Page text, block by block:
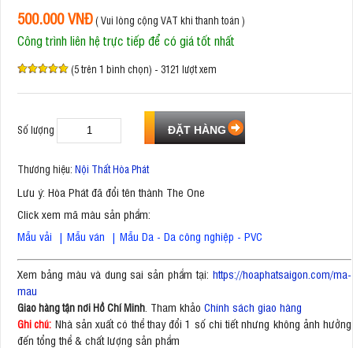
500.000 VNĐ( Vui lòng cộng VAT khi thanh toán )
Công trình liên hệ trực tiếp để có giá tốt nhất
(5 trên 1 bình chọn) - 3121 lượt xem
Số lượng
Thương hiệu: Nội Thất Hòa Phát
Lưu ý: Hòa Phát đã đổi tên thành The One
Click xem mã màu sản phẩm:
Mẫu vải | Mẫu ván | Mẫu Da - Da công nghiệp - PVC
Xem bảng màu và dung sai sản phẩm tại: https://hoaphatsaigon.com/ma-
mau
Giao hàng tận nơi Hồ Chí Minh . Tham khảo Chính sách giao hàng
Ghi chú: Nhà sản xuất có thể thay đổi 1 số chi tiết nhưng không ảnh hưởng
đến tổng thể & chất lượng sản phẩm